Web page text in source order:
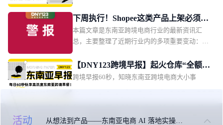
活动
下周执行！Shopee这类产品上架必须双
证；Lazada突增禁运品类；越南强制卖
家主播实名认证
本篇文章是东南亚跨境电商行业的最新资讯汇
总，主要整理了近期行业内的多项重要变动：包
品上架必须提交完整有效资质文件；Lazada 新加
坡站点紧急更新跨境禁运清单。同时涵盖越南自
银行下调菲律宾 2027 年 GDP 增长预期等区域监
【DNY123跨境早报】起火仓库“全额投
保”！物流企业硬气回应；马尼拉拦截4
跨境早报60秒，知晓东南亚跨境电商大小事
关于我们